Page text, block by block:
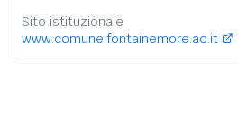
Sito istituzionale
www.comune.fontainemore.ao.it